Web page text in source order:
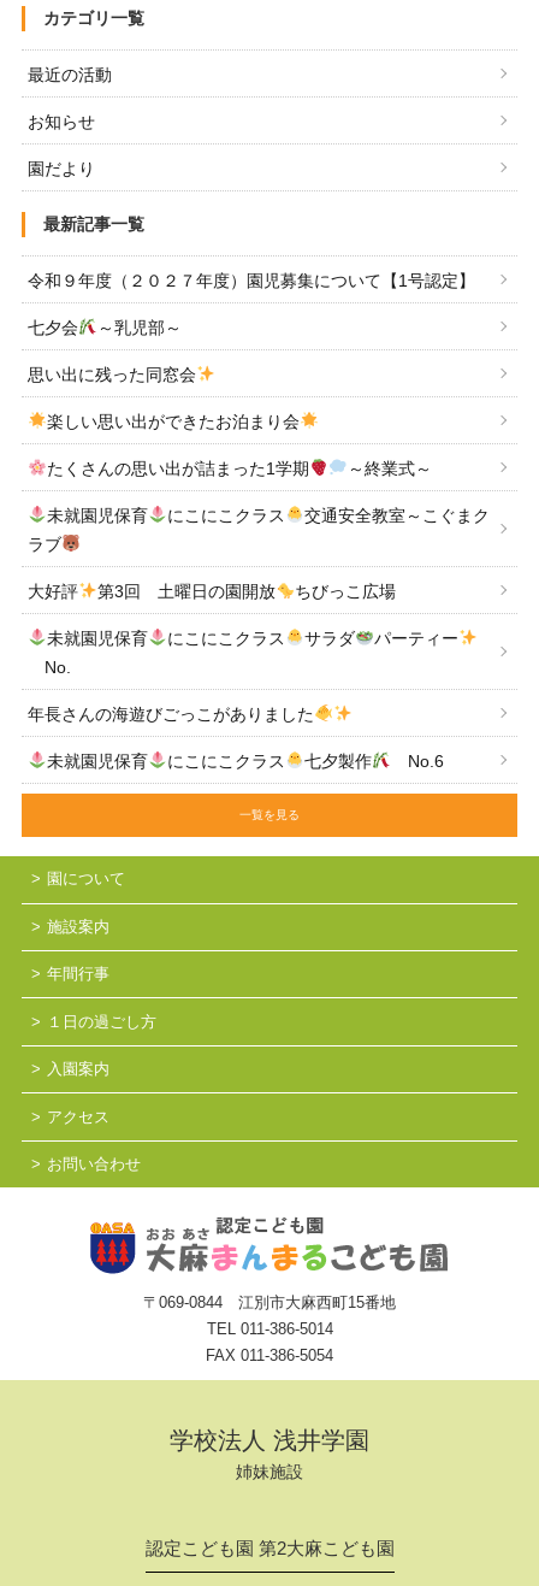
カテゴリ一覧
最近の活動
お知らせ
園だより
最新記事一覧
令和９年度（２０２７年度）園児募集について【1号認定】
七夕会 ～乳児部～
思い出に残った同窓会
楽しい思い出ができたお泊まり会
たくさんの思い出が詰まった1学期 ～終業式～
未就園児保育 にこにこクラス
交通安全教室～こぐまク
ラブ
大好評 第3回 土曜日の園開放 ちびっこ広場
未就園児保育 にこにこクラス サラダ
パーティー
No.
年長さんの海遊びごっこがありました
未就園児保育 にこにこクラス 七夕製作 No.6
一覧を見る
園について
施設案内
年間行事
１日の過ごし方
入園案内
アクセス
お問い合わせ
〒069-0844 江別市大麻西町15番地
TEL 011-386-5014
FAX 011-386-5054
学校法人 浅井学園
姉妹施設
認定こども園 第2大麻こども園